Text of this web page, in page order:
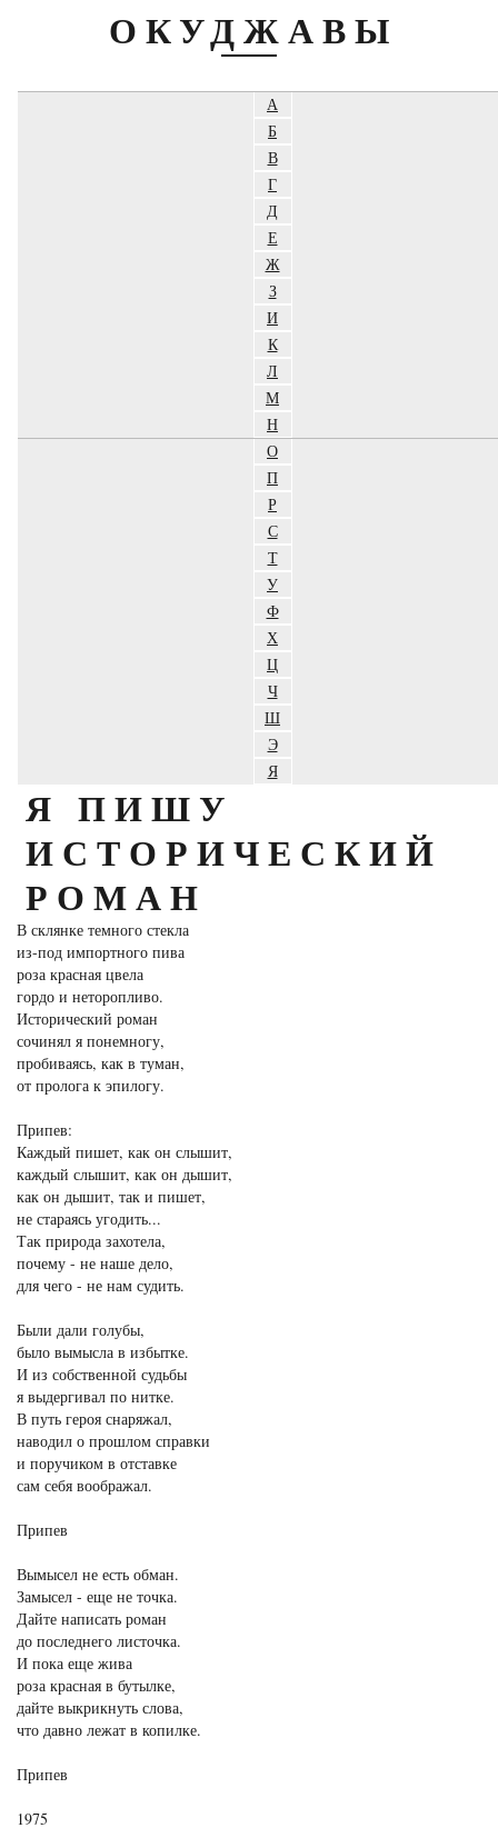
ОКУДЖАВЫ
А
Б
В
Г
Д
Е
Ж
З
И
К
Л
М
Н
О
П
Р
С
Т
У
Ф
Х
Ц
Ч
Ш
Э
Я
Я ПИШУ
ИСТОРИЧЕСКИЙ
РОМАН
В склянке темного стекла
из-под импортного пива
роза красная цвела
гордо и неторопливо.
Исторический роман
сочинял я понемногу,
пробиваясь, как в туман,
от пролога к эпилогу.
Припев:
Каждый пишет, как он слышит,
каждый слышит, как он дышит,
как он дышит, так и пишет,
не стараясь угодить...
Так природа захотела,
почему - не наше дело,
для чего - не нам судить.
Были дали голубы,
было вымысла в избытке.
И из собственной судьбы
я выдергивал по нитке.
В путь героя снаряжал,
наводил о прошлом справки
и поручиком в отставке
сам себя воображал.
Припев
Вымысел не есть обман.
Замысел - еще не точка.
Дайте написать роман
до последнего листочка.
И пока еще жива
роза красная в бутылке,
дайте выкрикнуть слова,
что давно лежат в копилке.
Припев
1975